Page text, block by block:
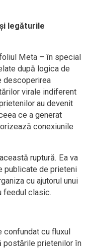
legăturile
Meta – în special
după logica de
descoperirea
virale indiferent
au devenit
ce a generat
conexiunile
ruptură. Ea va
publicate de prieteni
cu ajutorul unui
feedul clasic.
confundat cu fluxul
postările prietenilor în